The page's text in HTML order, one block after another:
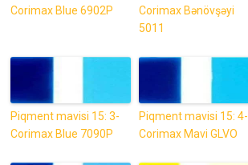
Corimax Blue 6902P
Corimax Bənövşəyi
5011
Piqment mavisi 15: 3-
Corimax Blue 7090P
Piqment mavisi 15: 4-
Corimax Mavi GLVO